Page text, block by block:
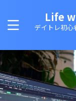
Life
デイトレ初